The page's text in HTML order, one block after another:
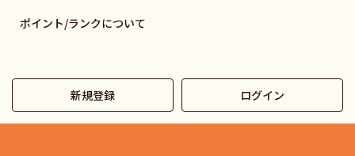
ポイント/ランクについて
新規登録 ログイン